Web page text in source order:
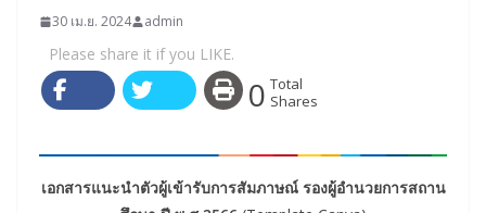
30 เม.ย. 2024 admin
Please share it if you LIKE.
0 Total
Shares
เอกสารแนะนำตัวผู้เข้ารับการสัมภาษณ์ รองผู้อำนวยการสถาน